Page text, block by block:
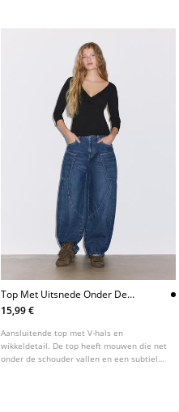
Top Met Uitsnede Onder De
Borst
15,99 €
Aansluitende top met V-hals en
wikkeldetail. De top heeft mouwen die net
onder de schouder vallen en een subtiele